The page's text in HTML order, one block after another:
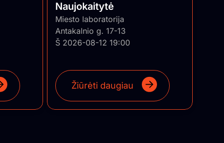
Naujokaitytė
Miesto laboratorija
Antakalnio g. 17-13
Š 2026-08-12 19:00
Žiūrėti daugiau